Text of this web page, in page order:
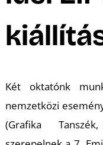
Két oktatónk
nemzetközi
(Grafika